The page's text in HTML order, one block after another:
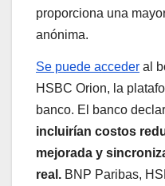
proporciona una
anónima.
Se puede acceder al
HSBC Orion, la
banco. El banco
incluirían costos
mejorada y
real. BNP Paribas,